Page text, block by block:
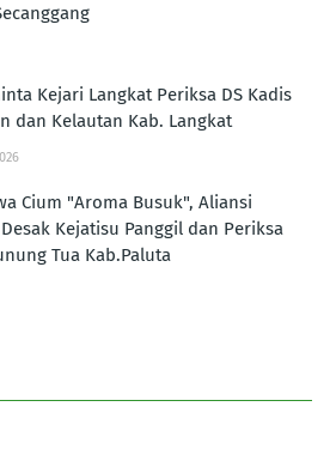
Kejari Langkat Periksa DS Kadis
dan Kelautan Kab. Langkat
Cium "Aroma Busuk", Aliansi
Desak Kejatisu Panggil dan Periksa
Tua Kab.Paluta